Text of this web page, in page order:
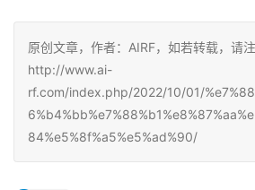
原创文章，作者：AIRF，如若转载，请注
http://www.ai-
rf.com/index.php/2022/10/01/
84%e5%8f%a5%e5%ad%90/